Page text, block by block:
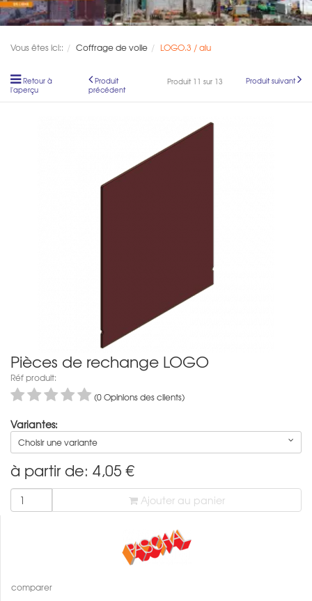
Vous êtes ici:: Coffrage de voile LOGO.3 / alu
Retour à
l'aperçu
Produit
précédent
Produit 11 sur 13 Produit suivant
Pièces de rechange LOGO
Réf produit:
(0 Opinions des clients)
Variantes:
Choisir une variante
à partir de: 4,05 €
Ajouter au panier
comparer